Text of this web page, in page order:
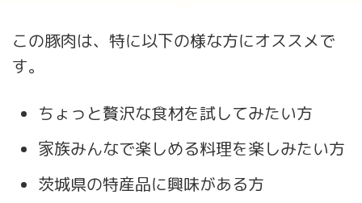
この豚肉は、特に以下の様な方にオススメで
す。
ちょっと贅沢な食材を試してみたい方
家族みんなで楽しめる料理を楽しみたい方
茨城県の特産品に興味がある方